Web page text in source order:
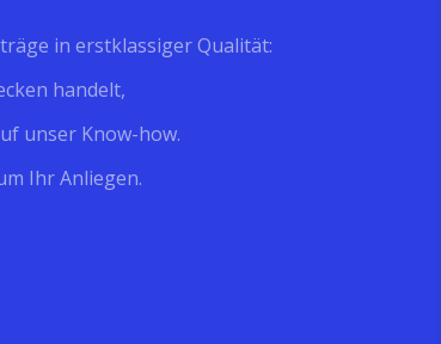
in erstklassiger Qualität:
handelt,
unser Know-how.
Ihr Anliegen.